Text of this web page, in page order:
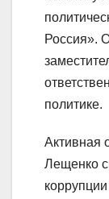
Россия».
политике.
Активная
Лещенко